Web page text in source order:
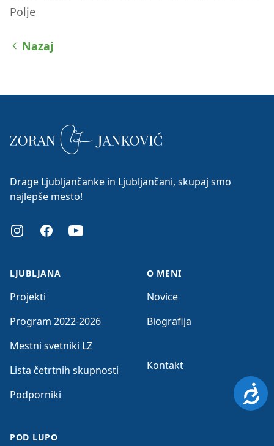
Polje
Nazaj
Drage Ljubljančanke in Ljubljančani, skupaj smo
najlepše mesto!
InstagramFacebookYoutube
LJUBLJANA
Projekti
Program 2022-2026
Mestni svetniki LZ
Lista četrtnih skupnosti
Podporniki
POD LUPO
O MENI
Novice
Biografija
Kontakt